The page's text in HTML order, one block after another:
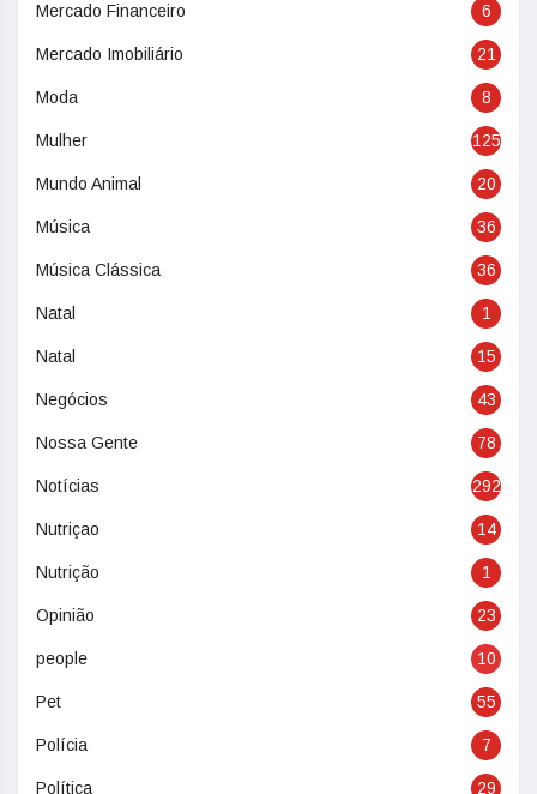
Mercado Financeiro 6
Mercado Imobiliário 21
Moda 8
Mulher 125
Mundo Animal 20
Música 36
Música Clássica 36
Natal 1
Natal 15
Negócios 43
Nossa Gente 78
Notícias 292
Nutriçao 14
Nutrição 1
Opinião 23
people 10
Pet 55
Polícia 7
Política 29